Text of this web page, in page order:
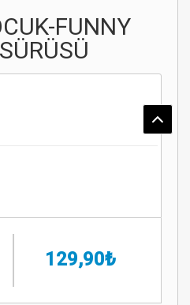
FUNNY
129,90₺